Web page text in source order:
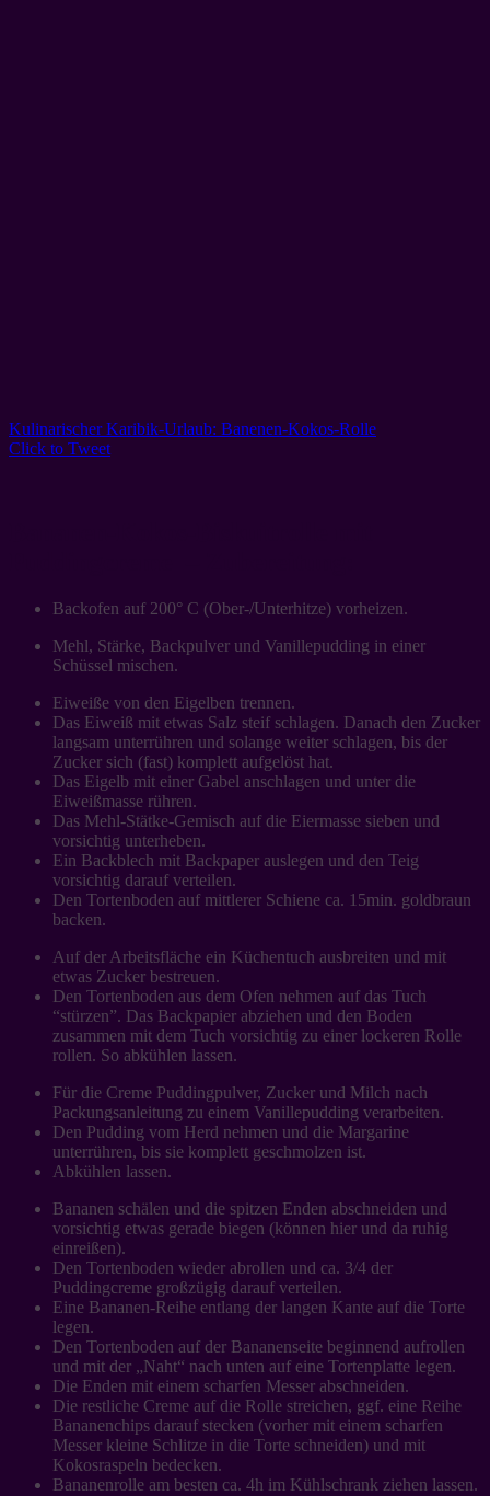
Kulinarischer Karibik-Urlaub: Banenen-Kokos-Rolle
Click to Tweet
Backofen auf 200° C (Ober-/Unterhitze) vorheizen.
Mehl, Stärke, Backpulver und Vanillepudding in einer
Schüssel mischen.
Eiweiße von den Eigelben trennen.
Das Eiweiß mit etwas Salz steif schlagen. Danach den Zucker
langsam unterrühren und solange weiter schlagen, bis der
Zucker sich (fast) komplett aufgelöst hat.
Das Eigelb mit einer Gabel anschlagen und unter die
Eiweißmasse rühren.
Das Mehl-Stätke-Gemisch auf die Eiermasse sieben und
vorsichtig unterheben.
Ein Backblech mit Backpaper auslegen und den Teig
vorsichtig darauf verteilen.
Den Tortenboden auf mittlerer Schiene ca. 15min. goldbraun
backen.
Auf der Arbeitsfläche ein Küchentuch ausbreiten und mit
etwas Zucker bestreuen.
Den Tortenboden aus dem Ofen nehmen auf das Tuch
“stürzen”. Das Backpapier abziehen und den Boden
zusammen mit dem Tuch vorsichtig zu einer lockeren Rolle
rollen. So abkühlen lassen.
Für die Creme Puddingpulver, Zucker und Milch nach
Packungsanleitung zu einem Vanillepudding verarbeiten.
Den Pudding vom Herd nehmen und die Margarine
unterrühren, bis sie komplett geschmolzen ist.
Abkühlen lassen.
Bananen schälen und die spitzen Enden abschneiden und
vorsichtig etwas gerade biegen (können hier und da ruhig
einreißen).
Den Tortenboden wieder abrollen und ca. 3/4 der
Puddingcreme großzügig darauf verteilen.
Eine Bananen-Reihe entlang der langen Kante auf die Torte
legen.
Den Tortenboden auf der Bananenseite beginnend aufrollen
und mit der „Naht“ nach unten auf eine Tortenplatte legen.
Die Enden mit einem scharfen Messer abschneiden.
Die restliche Creme auf die Rolle streichen, ggf. eine Reihe
Bananenchips darauf stecken (vorher mit einem scharfen
Messer kleine Schlitze in die Torte schneiden) und mit
Kokosraspeln bedecken.
Bananenrolle am besten ca. 4h im Kühlschrank ziehen lassen.